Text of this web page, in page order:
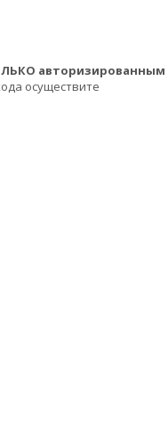
авторизированным
осуществите